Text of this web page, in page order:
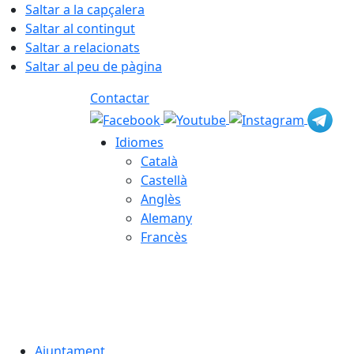
Saltar a la capçalera
Saltar al contingut
Saltar a relacionats
Saltar al peu de pàgina
Contactar
Idiomes
Català
Castellà
Anglès
Alemany
Francès